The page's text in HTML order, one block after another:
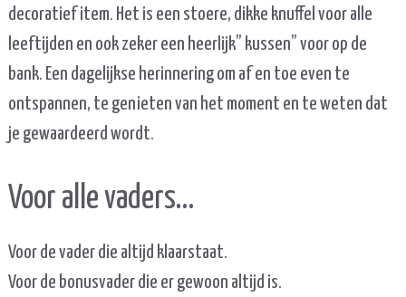
decoratief item. Het is een stoere, dikke knuffel voor alle
leeftijden en ook zeker een heerlijk” kussen” voor op de
bank. Een dagelijkse herinnering om af en toe even te
ontspannen, te genieten van het moment en te weten dat
je gewaardeerd wordt.
Voor alle vaders…
Voor de vader die altijd klaarstaat.
Voor de bonusvader die er gewoon altijd is.